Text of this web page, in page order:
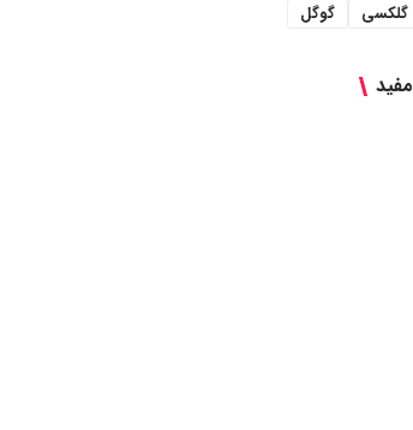
گلکسی گوگل